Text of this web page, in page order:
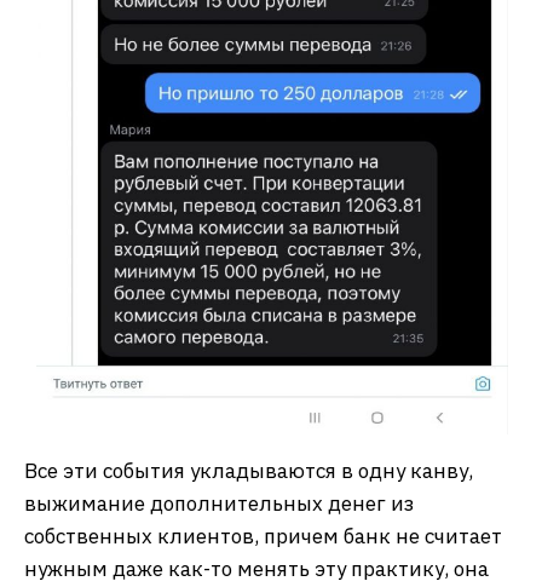
Все эти события укладываются в одну канву,
выжимание дополнительных денег из
собственных клиентов, причем банк не считает
нужным даже как-то менять эту практику, она